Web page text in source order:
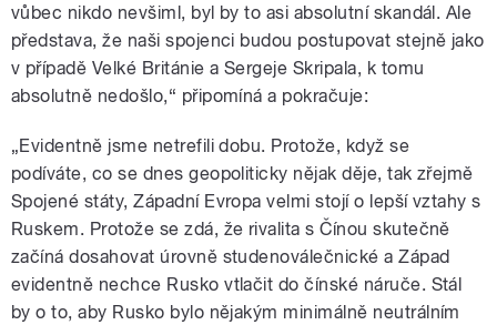
vůbec nikdo nevšiml, byl by to asi absolutní skandál. Ale
představa, že naši spojenci budou postupovat stejně jako
v případě Velké Británie a Sergeje Skripala, k tomu
absolutně nedošlo,“ připomíná a pokračuje:
„Evidentně jsme netrefili dobu. Protože, když se
podíváte, co se dnes geopoliticky nějak děje, tak zřejmě
Spojené státy, Západní Evropa velmi stojí o lepší vztahy s
Ruskem. Protože se zdá, že rivalita s Čínou skutečně
začíná dosahovat úrovně studenoválečnické a Západ
evidentně nechce Rusko vtlačit do čínské náruče. Stál
by o to, aby Rusko bylo nějakým minimálně neutrálním